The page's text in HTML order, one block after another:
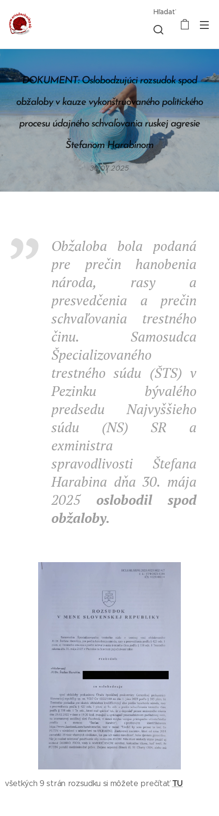
Hľadať
DOKUMENT: Oslobodzujúci rozsudok spod
obžaloby v kauze vykonštruovaného politického
procesu údajného schvaľovania ruskej agresie
Štefanom Harabinom
30.07.2025
Obžaloba bola podaná
pre prečin hanobenia
národa, rasy a
presvedčenia a prečin
schvaľovania trestného
činu. Samosudca
Špecializovaného
trestného súdu (ŠTS) v
Pezinku bývalého
predsedu Najvyššieho
súdu (NS) SR a
exministra
spravodlivosti Štefana
Harabina dňa 30. mája
2025 oslobodil spod
obžaloby.
všetkých 9 strán rozsudku si môžete prečítať TU